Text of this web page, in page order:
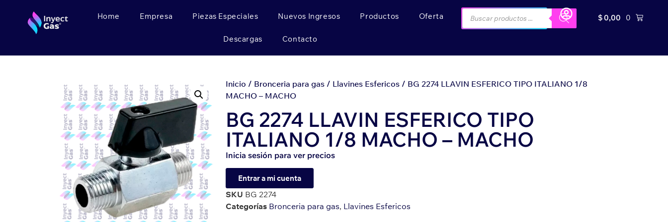
Home Empresa Piezas Especiales Nuevos Ingresos Productos Oferta
Descargas Contacto
$0,00 0
Inicio / Bronceria para gas / Llavines Esfericos / BG 2274 LLAVIN ESFERICO TIPO ITALIANO 1/8
MACHO – MACHO
BG 2274 LLAVIN ESFERICO TIPO
ITALIANO 1/8 MACHO – MACHO
Inicia sesión para ver precios
Entrar a mi cuenta
SKU BG 2274
Categorías Bronceria para gas, Llavines Esfericos